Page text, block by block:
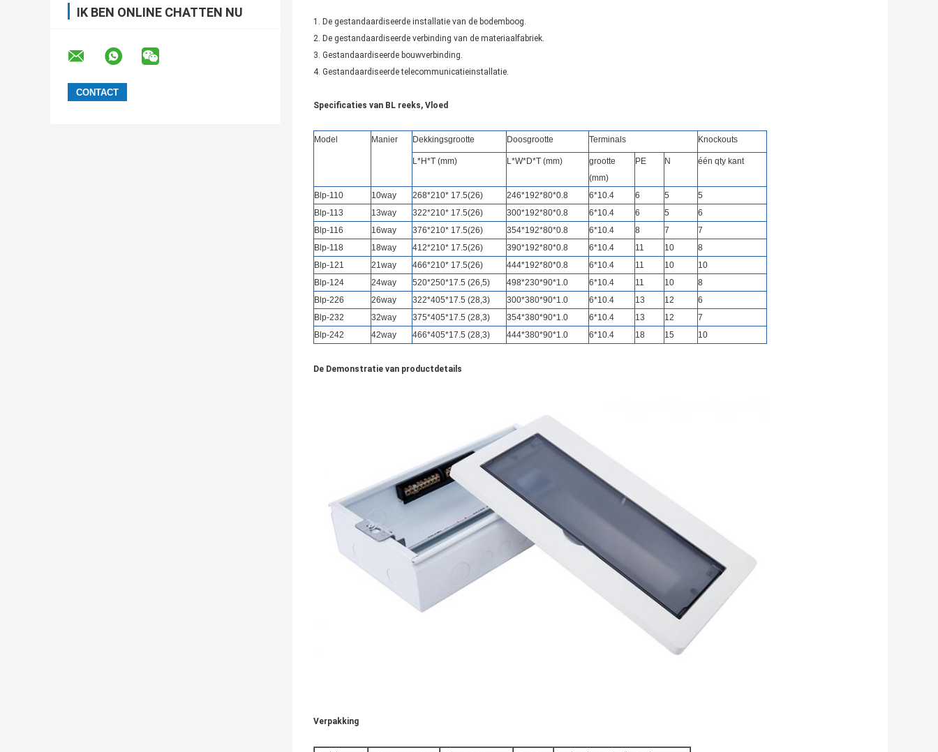
IK BEN ONLINE CHATTEN NU
1. De gestandaardiseerde installatie van de bodemboog.
2. De gestandaardiseerde verbinding van de materiaalfabriek.
3. Gestandaardiseerde bouwverbinding.
4. Gestandaardiseerde telecommunicatieinstallatie.
Specificaties van BL reeks, Vloed
Model Manier Dekkingsgrootte Doosgrootte Terminals Knockouts
L*H*T (mm) L*W*D*T (mm)
grootte
(mm)
PE N één qty kant
Blp-110 10way 268*210* 17.5(26) 246*192*80*0.8 6*10.4 6 5
5
Blp-113
13way 322*210* 17.5(26) 300*192*80*0.8 6*10.4 6 5
6
Blp-116
16way 376*210* 17.5(26) 354*192*80*0.8 6*10.4 8 7
7
Blp-118
18way 412*210* 17.5(26) 390*192*80*0.8 6*10.4 11 10
8
Blp-121
21way 466*210* 17.5(26) 444*192*80*0.8 6*10.4 11 10
10
Blp-124
24way 520*250*17.5 (26,5) 498*230*90*1.0 6*10.4 11 10
8
Blp-226
26way 322*405*17.5 (28,3) 300*380*90*1.0 6*10.4 13 12
6
Blp-232
32way 375*405*17.5 (28,3) 354*380*90*1.0 6*10.4 13 12
7
Blp-242
42way 466*405*17.5 (28,3) 444*380*90*1.0 6*10.4 18 15 10
De Demonstratie van productdetails
Verpakking